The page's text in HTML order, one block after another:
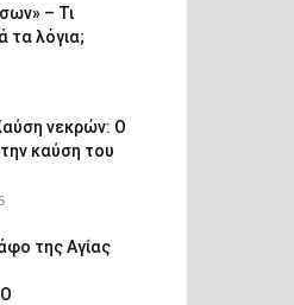
– Τι
τα λόγια;
νεκρών: Ο
καύση του
της Αγίας